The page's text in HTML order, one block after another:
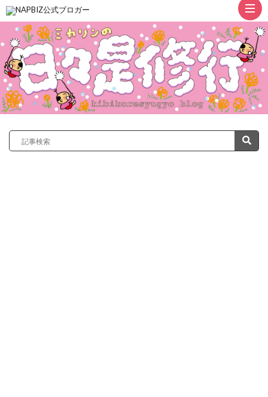
ト
ッ